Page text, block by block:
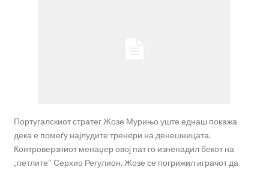
Португалскиот стратег Жозе Мурињо уште еднаш покажа
дека е помеѓу најлудите тренери на денешницата.
Контроверзниот менаџер овој пат го изненадил бекот на
„петлите“ Серхио Регулион. Жозе се погрижил играчот да